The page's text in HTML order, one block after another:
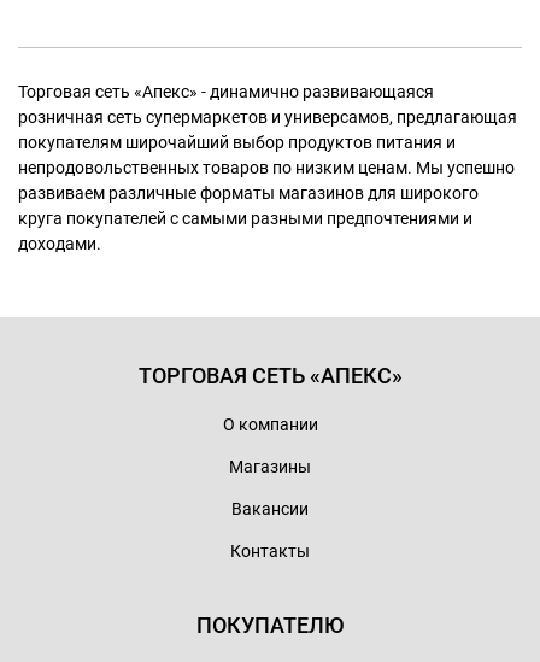
Торговая сеть «Апекс» - динамично развивающаяся
розничная сеть супермаркетов и универсамов, предлагающая
покупателям широчайший выбор продуктов питания и
непродовольственных товаров по низким ценам. Мы успешно
развиваем различные форматы магазинов для широкого
круга покупателей с самыми разными предпочтениями и
доходами.
ТОРГОВАЯ СЕТЬ «АПЕКС»
О компании
Магазины
Вакансии
Контакты
ПОКУПАТЕЛЮ